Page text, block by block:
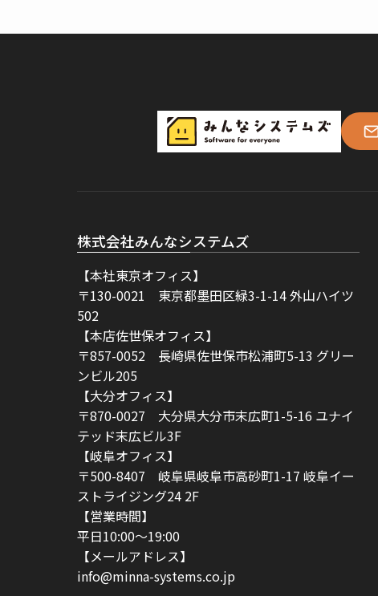
株式会社みんなシステムズ
【本社東京オフィス】
〒130-0021 東京都墨田区緑3-1-14 外山ハイツ
502
【本店佐世保オフィス】
〒857-0052 長崎県佐世保市松浦町5-13 グリー
ンビル205
【大分オフィス】
〒870-0027 大分県大分市末広町1-5-16 ユナイ
テッド末広ビル3F
【岐阜オフィス】
〒500-8407 岐阜県岐阜市高砂町1-17 岐阜イー
ストライジング24 2F
【営業時間】
平日10:00〜19:00
【メールアドレス】
info@minna-systems.co.jp